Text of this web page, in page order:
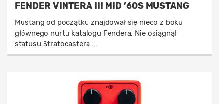
FENDER VINTERA III MID ’60S MUSTANG
Mustang od początku znajdował się nieco z boku
głównego nurtu katalogu Fendera. Nie osiągnął
statusu Stratocastera ...